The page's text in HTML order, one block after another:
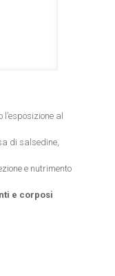
al
di salsedine,
e nutrimento
e corposi